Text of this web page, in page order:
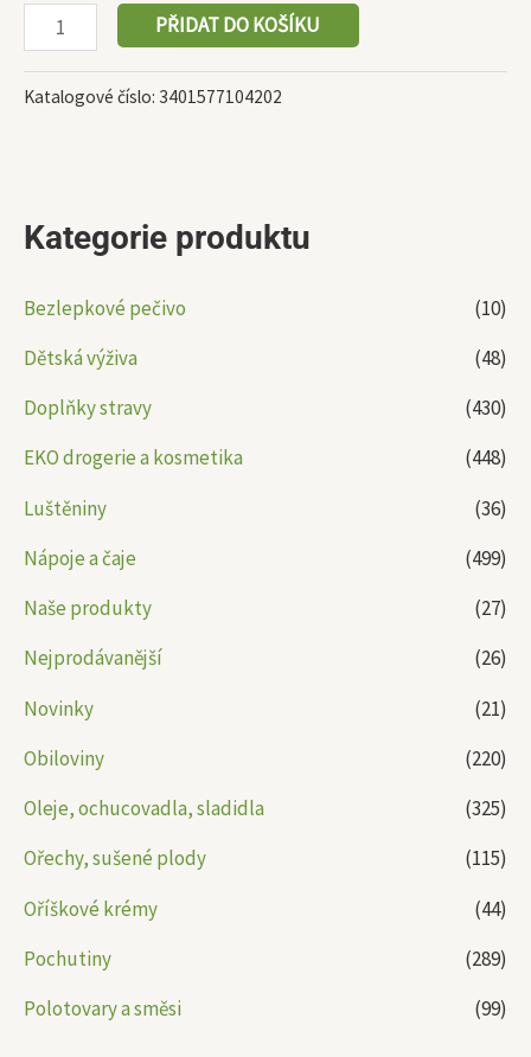
Kategorie produktu
Bezlepkové pečivo
(10)
Dětská výživa
(48)
Doplňky stravy
(430)
EKO drogerie a kosmetika
(448)
Luštěniny
(36)
Nápoje a čaje
(499)
Naše produkty
(27)
Nejprodávanější
(26)
Novinky
(21)
Obiloviny
(220)
Oleje, ochucovadla, sladidla
(325)
Ořechy, sušené plody
(115)
Oříškové krémy
(44)
Pochutiny
(289)
Polotovary a směsi
(99)
PŘIDAT DO KOŠÍKU
Katalogové číslo: 3401577104202